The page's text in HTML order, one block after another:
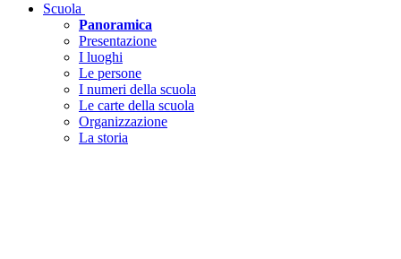
Scuola
Panoramica
Presentazione
I luoghi
Le persone
I numeri della scuola
Le carte della scuola
Organizzazione
La storia